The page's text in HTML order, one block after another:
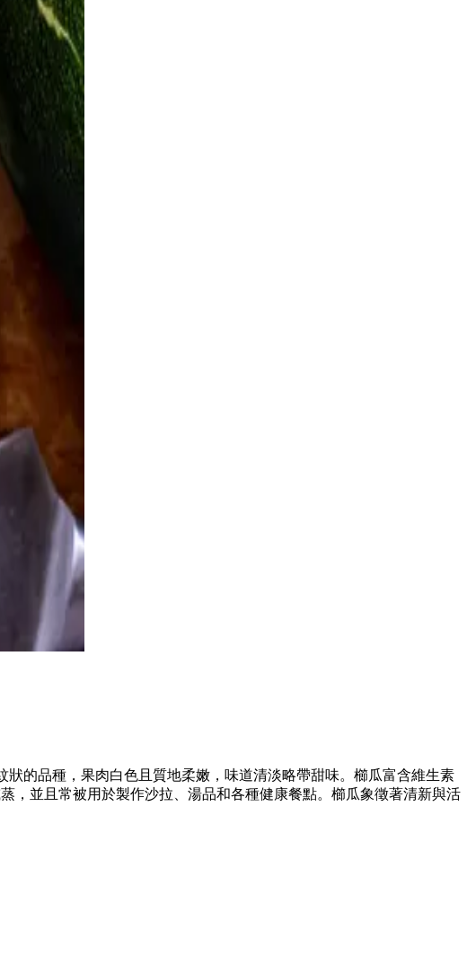
的品種，果肉白色且質地柔嫩，味道清淡略帶甜味。櫛瓜富含維生素
，並且常被用於製作沙拉、湯品和各種健康餐點。櫛瓜象徵著清新與活